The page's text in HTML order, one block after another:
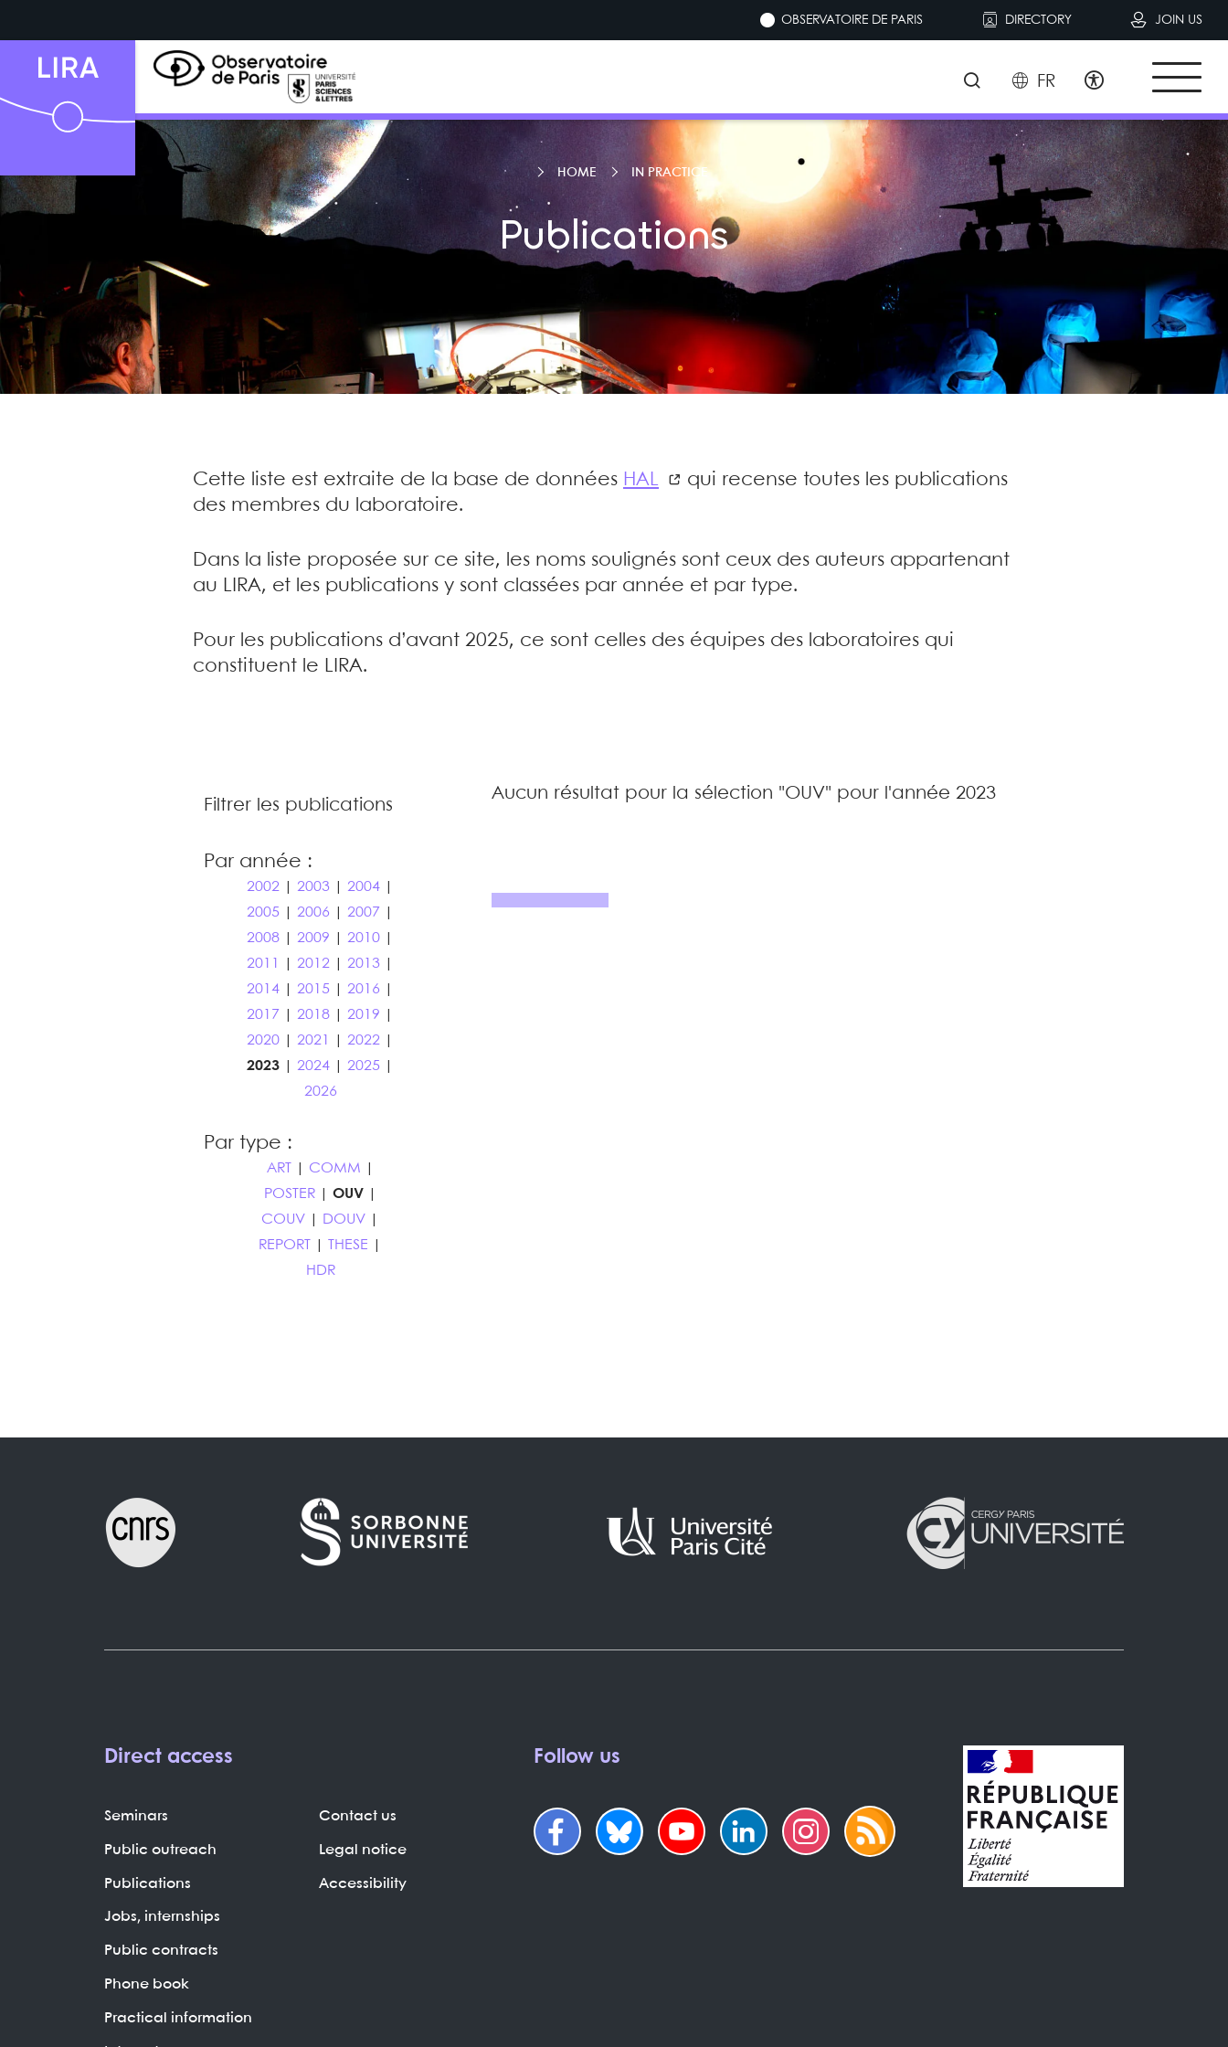
OBSERVATOIRE DE PARIS DIRECTORY JOIN US
FR
HOME IN PRACTICE
Publications
Cette liste est extraite de la base de données HAL
qui recense toutes les publications
des membres du laboratoire.
Dans la liste proposée sur ce site, les noms soulignés sont ceux des auteurs appartenant
au LIRA, et les publications y sont classées par année et par type.
Pour les publications d’avant 2025, ce sont celles des équipes des laboratoires qui
constituent le LIRA.
Filtrer les publications
Par année :
2002 |2003 |2004
2005 |2006 |2007
2008 |2009 |2010
2011
|2012 |2013
2014 |2015 |2016
2017 |2018 |2019
2020 |2021 |2022
2023 |2024 |2025
2026
Par type :
ART COMM
POSTER| OUV|
COUV
DOUV
REPORT
THESE
HDR
Aucun résultat pour la sélection "OUV" pour l'année 2023
Direct access
Seminars
Public outreach
Publications
Jobs, internships
Public contracts
Phone book
Practical information
Contact us
Legal notice
Accessibility
Follow us